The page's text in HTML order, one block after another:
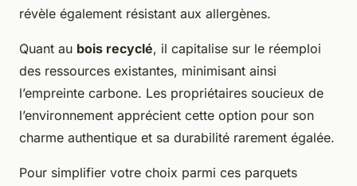
révèle également résistant aux allergènes.
Quant au bois recyclé, il capitalise sur le réemploi
des ressources existantes, minimisant ainsi
l’empreinte carbone. Les propriétaires soucieux de
l’environnement apprécient cette option pour son
charme authentique et sa durabilité rarement égalée.
Pour simplifier votre choix parmi ces parquets